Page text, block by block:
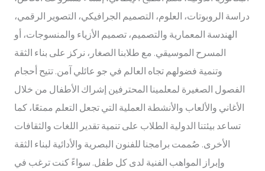
دراسة الروبوتات، العلوم، التصميم الجرافيكي، التصوير الرقمي،
الهندسة المعمارية والتصميم، تصميم الأزياء والمنسوجات، أو
المسرح الموسيقي. مع طلابنا الصغار، نركز على بناء الثقة
وتنمية فضولهم تجاه العالم في جو عائلي آمن. تتيح أحجام
الفصول الصغيرة لمعلمينا المحترفين إشراك الأطفال من خلال
الأغاني والألعاب والأنشطة العملية التي تجعل التعلم ممتعًا، كما
تساعد بيئتنا الدولية الطلاب على تنمية تقدير اللغات والثقافات
الأخرى. صُممت برامجنا للفنون البصرية والأدائية لبناء الثقة
وإبراز المواهب الفنية لدى كل طفل. سواءً كنت ترغب في